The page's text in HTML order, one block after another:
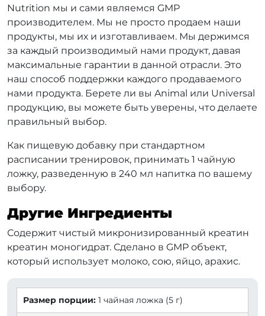
Nutrition мы и сами являемся GMP
производителем. Мы не просто продаем наши
продукты, мы их и изготавливаем. Мы держимся
за каждый производимый нами продукт, давая
максимальные гарантии в данной отрасли. Это
наш способ поддержки каждого продаваемого
нами продукта. Берете ли вы Animal или Universal
продукцию, вы можете быть уверены, что делаете
правильный выбор.
Как пищевую добавку при стандартном
расписании тренировок, принимать 1 чайную
ложку, разведенную в 240 мл напитка по вашему
выбору.
Другие Ингредиенты
Содержит чистый микронизированный креатин
креатин моногидрат. Сделано в GMP объект,
который использует молоко, сою, яйцо, арахис.
Размер порции: 1 чайная ложка (5 г)